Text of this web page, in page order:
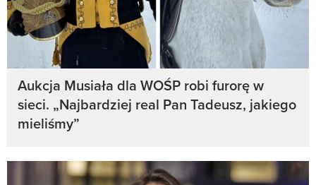
Aukcja Musiała dla WOŚP robi furorę w
sieci. „Najbardziej real Pan Tadeusz, jakiego
mieliśmy”